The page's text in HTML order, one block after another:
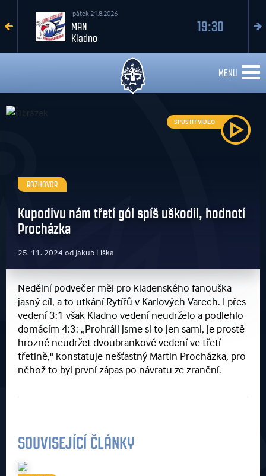
pátek 21.8.2026
MAN
Kladno
19:30
MENU
SPUSTIT VIDEO
ROZHOVOR
Kupodivu nám třetí gól spíš uškodil, hodnotí
Procházka
25. 11. 2024 od Jakub Liška
Nedělní podvečer měl pro kladenského fanouška
jasný cíl, a to utkání Rytířů v Karlových Varech. I přes
vedení 3:1 však Kladno vedení neudrželo a podlehlo
domácím 4:3: „Prohráli jsme si to jen sami, je prostě
hrozné neudržet dvoubrankové vedení ve třetí
třetině," konstatuje nešťastný Martin Procházka, pro
něhož to byl první zápas po návratu ze zranění.
SOUVISEJÍCÍ ČLÁNKY